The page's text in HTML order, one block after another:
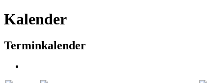
Kalender
Terminkalender